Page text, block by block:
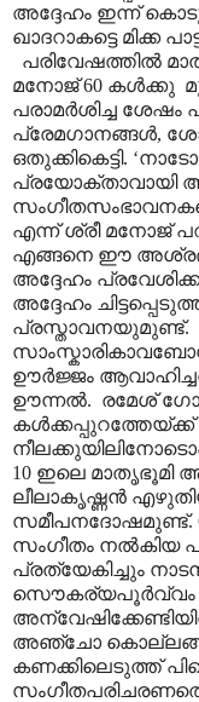
അദ്ദേഹം ഇന്ന്
ഖാദറാകട്ടെ
പരിവേഷത്തിൽ
മനോജ് 60 കൾക്കു
പരാമർശിച്ച ശേഷം
പ്രേമഗാനങ്ങൾ,
ഒതുക്കികെട്ടി.
പ്രയോക്താവായി
എന്ന് ശ്രീ മനോജ്
എങ്ങനെ ഈ അശ്രദ്ധ
അദ്ദേഹം
അദ്ദേഹം
പ്രസ്താവനയുമുണ്ട്.
ഊർജ്ജം
ഊന്നൽ. രമേശ്
10 ഇലെ മാതൃഭൂമി
ലീലാകൃഷ്ണൻ
സമീപനദോഷമുണ്ട്.
സംഗീതം നൽകിയ
പ്രത്യേകിച്ചും
സൌകര്യപൂർവ്വം
അഞ്ചോ
കണക്കിലെടുത്ത്